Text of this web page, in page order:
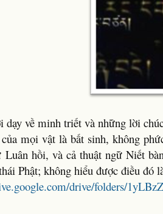
dạy về minh triết và những lời
mọi vật là bất sinh, không
Luân hồi, và cả thuật ngữ Niết
Phật; không hiểu được điều đó
drive/folders/